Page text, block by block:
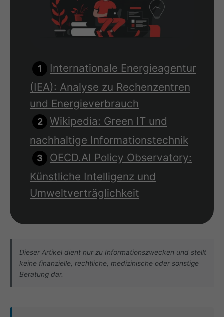
Internationale Energieagentur
(IEA): Analyse zu Rechenzentren
und Energieverbrauch
Wikipedia: Green IT und
nachhaltige Informationstechnik
OECD.AI Policy Observatory:
Künstliche Intelligenz und
Umweltverträglichkeit
Dieser Artikel dient nur zu Informationszwecken und stellt
keine finanzielle, rechtliche, medizinische oder sonstige
Beratung dar.